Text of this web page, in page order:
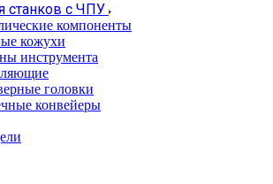
станков с ЧПУ
компоненты
кожухи
инструмента
головки
конвейеры